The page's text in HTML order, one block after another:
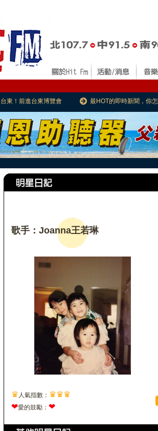
東！前進台東博覽會 最HOT的即時新聞，你
歌手：Joanna王若琳
♛ 人氣指數： ♛♛♛
❤愛的鼓勵： ❤